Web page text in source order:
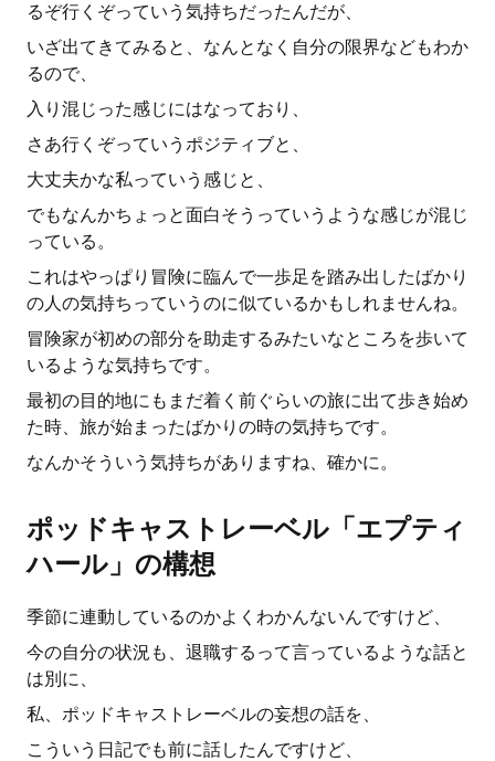
るぞ行くぞっていう気持ちだったんだが、
いざ出てきてみると、なんとなく自分の限界などもわか
るので、
入り混じった感じにはなっており、
さあ行くぞっていうポジティブと、
大丈夫かな私っていう感じと、
でもなんかちょっと面白そうっていうような感じが混じ
っている。
これはやっぱり冒険に臨んで一歩足を踏み出したばかり
の人の気持ちっていうのに似ているかもしれませんね。
冒険家が初めの部分を助走するみたいなところを歩いて
いるような気持ちです。
最初の目的地にもまだ着く前ぐらいの旅に出て歩き始め
た時、旅が始まったばかりの時の気持ちです。
なんかそういう気持ちがありますね、確かに。
ポッドキャストレーベル「エプティ
ハール」の構想
季節に連動しているのかよくわかんないんですけど、
今の自分の状況も、退職するって言っているような話と
は別に、
私、ポッドキャストレーベルの妄想の話を、
こういう日記でも前に話したんですけど、